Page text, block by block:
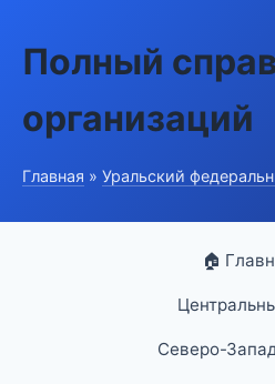
Полный
организаций
Главная » Уральский
🏠
Северо-